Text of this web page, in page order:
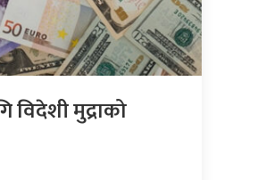
विदेशी मुद्राको